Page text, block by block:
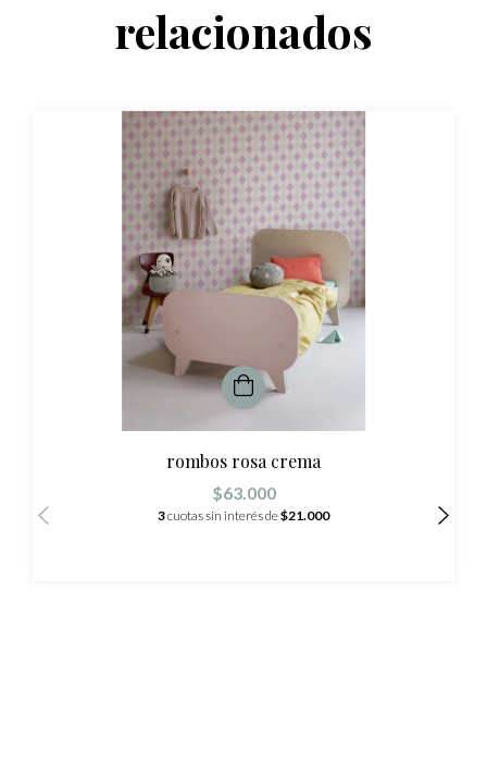
relacionados
rombos rosa crema
$63.000
3cuotas sin interés de$21.000